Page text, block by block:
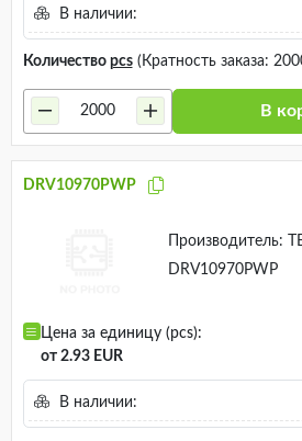
В наличии:
Количество pcs(Кратность заказа:
В
DRV10970PWP
Производитель:
DRV10970PWP
Цена за единицу (pcs):
от 2.93 EUR
В наличии: